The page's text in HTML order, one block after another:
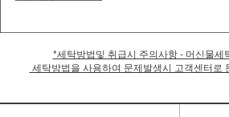
*세탁방법및 취급시 주의사항 - 머신물세
세탁방법을 사용하여 문제발생시 고객센터로